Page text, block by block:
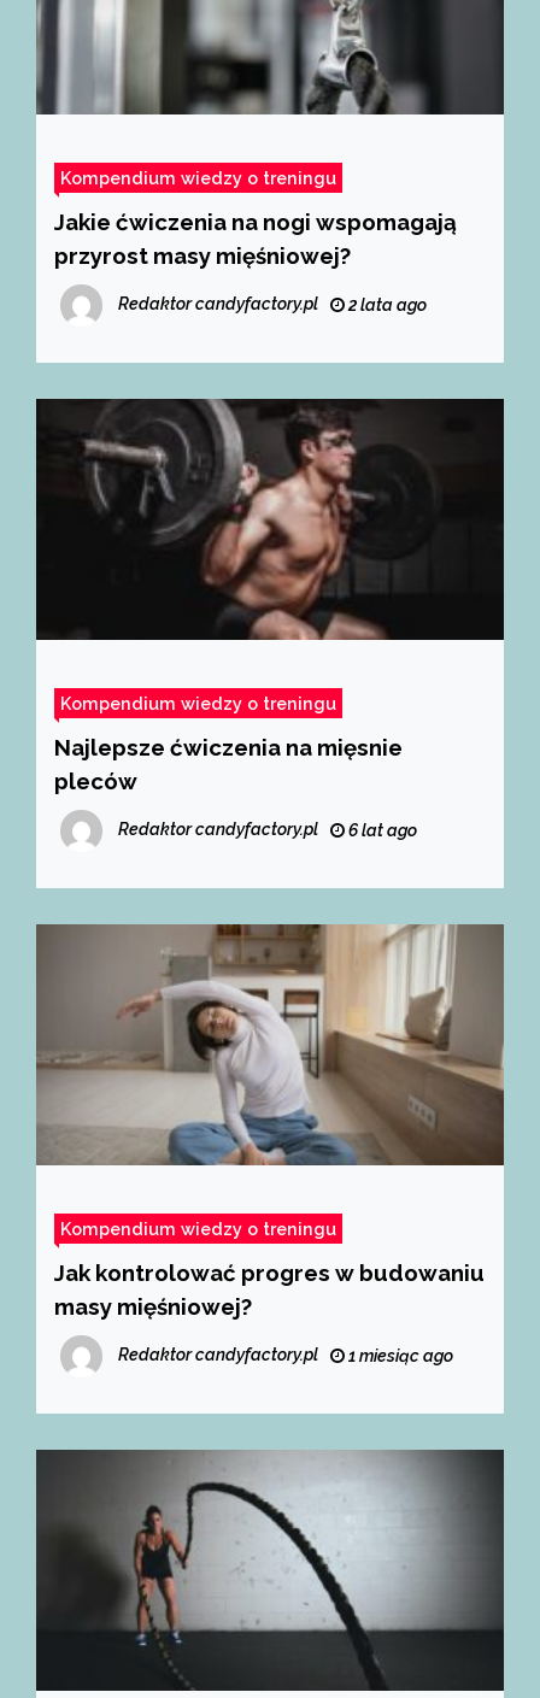
Kompendium wiedzy o treningu
Jakie ćwiczenia na nogi wspomagają
przyrost masy mięśniowej?
Redaktor candyfactory.pl 2 lata ago
Kompendium wiedzy o treningu
Najlepsze ćwiczenia na mięsnie
pleców
Redaktor candyfactory.pl 6 lat ago
Kompendium wiedzy o treningu
Jak kontrolować progres w budowaniu
masy mięśniowej?
Redaktor candyfactory.pl 1 miesiąc ago